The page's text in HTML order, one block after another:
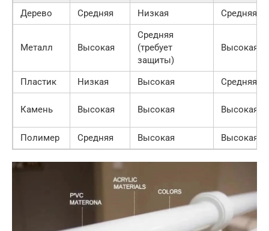
Дерево
Средняя Низкая Средняя
Металл Высокая
Средняя
(требует
защиты)
Высокая
Пластик Низкая Высокая Средняя
Камень Высокая Высокая Высокая
Полимер Средняя Высокая Высокая